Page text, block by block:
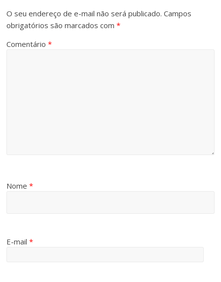
O seu endereço de e-mail não será publicado. Campos
obrigatórios são marcados com*
Comentário*
Nome*
E-mail*